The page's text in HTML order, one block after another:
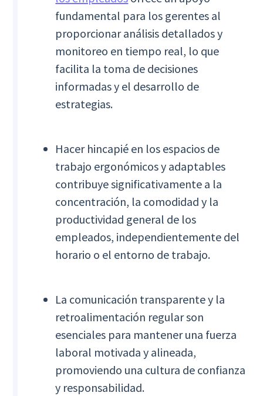
fundamental para los gerentes al
proporcionar análisis detallados y
monitoreo en tiempo real, lo que
facilita la toma de decisiones
informadas y el desarrollo de
estrategias.
Hacer hincapié en los espacios de
trabajo ergonómicos y adaptables
contribuye significativamente a la
concentración, la comodidad y la
productividad general de los
empleados, independientemente del
horario o el entorno de trabajo.
La comunicación transparente y la
retroalimentación regular son
esenciales para mantener una fuerza
laboral motivada y alineada,
promoviendo una cultura de confianza
y responsabilidad.